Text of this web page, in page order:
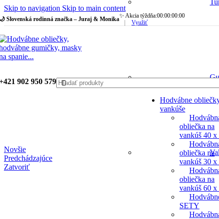
Skip to navigation Skip to main content
Slovenská rodinná značka – Juraj & Monika✨ Akcia týždňa:00:00:00:00
Využiť
902 950 579
Hodvábne
vankúše
obliečka na
vankúš 40 x
obliečka na
vankúš 30 x
obliečka na
vankúš 60 x
SETY
Novšie
Predchádzajúce
Zatvoriť